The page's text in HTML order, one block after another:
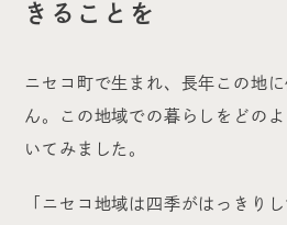
きることを
ニセコ町で生まれ、長年この地
ん。この地域での暮らしをどの
いてみました。
「ニセコ地域は四季がはっきり